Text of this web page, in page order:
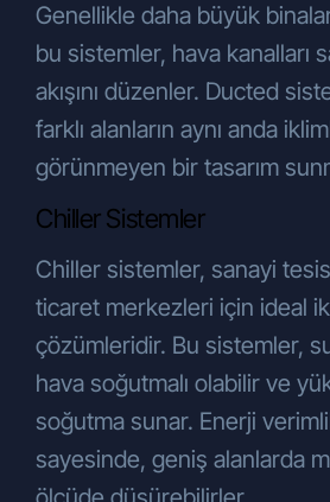
Genellikle daha büyük
bu sistemler, hava kanalları
akışını düzenler. Ducted
farklı alanların aynı anda
görünmeyen bir tasarım
Chiller Sistemler
Chiller sistemler, sanayi
ticaret merkezleri için ideal
çözümleridir. Bu sistemler,
hava soğutmalı olabilir ve
soğutma sunar. Enerji
sayesinde, geniş alanlarda